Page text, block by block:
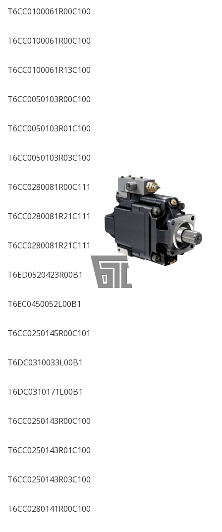
T6CC0100061R00C100
T6CC0100061R00C100
T6CC0100061R13C100
T6CC0050103R00C100
T6CC0050103R01C100
T6CC0050103R03C100
T6CC0280081R00C111
T6CC0280081R21C111
T6CC0280081R21C111
T6ED0520423R00B1
T6EC0450052L00B1
T6CC0250145R00C101
T6DC0310033L00B1
T6DC0310171L00B1
T6CC0250143R00C100
T6CC0250143R01C100
T6CC0250143R03C100
T6CC0280141R00C100